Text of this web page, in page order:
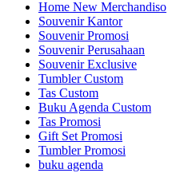
Home New Merchandiso
Souvenir Kantor
Souvenir Promosi
Souvenir Perusahaan
Souvenir Exclusive
Tumbler Custom
Tas Custom
Buku Agenda Custom
Tas Promosi
Gift Set Promosi
Tumbler Promosi
buku agenda